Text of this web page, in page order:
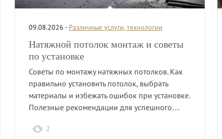
09.08.2026 - Различные услуги, технологии
Натяжной потолок монтаж и советы
по установке
Советы по монтажу натяжных потолков. Как
правильно установить потолок, выбрать
материалы и избежать ошибок при установке.
Полезные рекомендации для успешного…
2